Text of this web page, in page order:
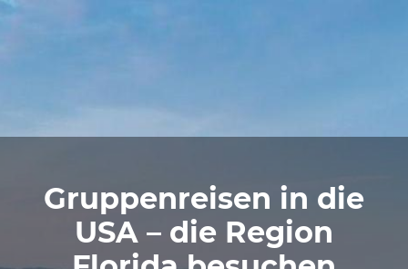
Gruppenreisen in die
USA – die Region